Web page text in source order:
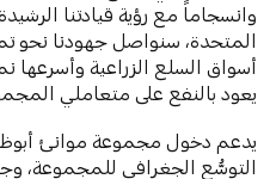
وانسجاماً مع رؤية قيادتنا
المتحدة، سنواصل جهودنا نحو
أسواق السلع الزراعية وأسرعها
يعود بالنفع على متعاملي
يدعم دخول مجموعة موانئ أبوظبي
التوسُّع الجغرافي للمجموعة،